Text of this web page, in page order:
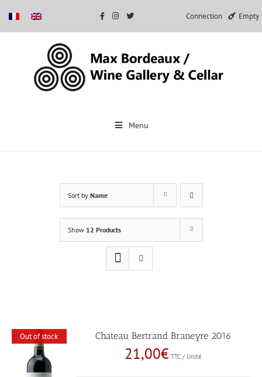
Connection Empty
Menu
Sort by Name
Show 12 Products
Out of stock Chateau Bertrand Braneyre 2016
21,00€ TTC / Unité